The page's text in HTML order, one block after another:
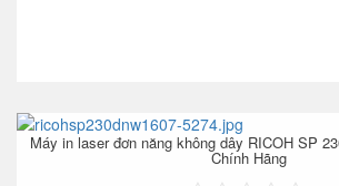
Máy in laser đơn năng không dây RICOH SP
Chính Hãng